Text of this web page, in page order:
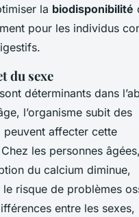
la biodisponibilité
pour les individus
du sexe
sont déterminants dans
l’organisme subit des
peuvent affecter cette
les personnes
du calcium diminue,
risque de problèmes
entre les sexes,